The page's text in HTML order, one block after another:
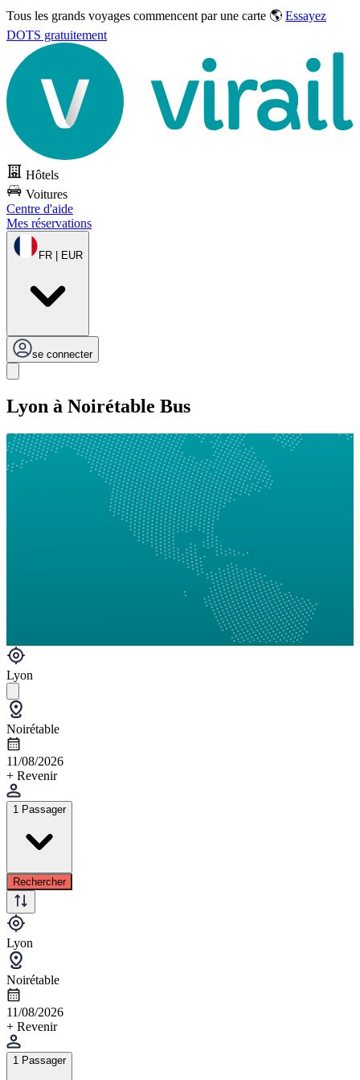
Tous les grands voyages commencent par une carte 🌎 Essayez
DOTS gratuitement
Hôtels
Voitures
Centre d'aide
Mes réservations
FR | EUR
se connecter
Lyon à Noirétable Bus
Lyon
Noirétable
11/08/2026
+ Revenir
1 Passager
Rechercher
Lyon
Noirétable
11/08/2026
+ Revenir
1 Passager